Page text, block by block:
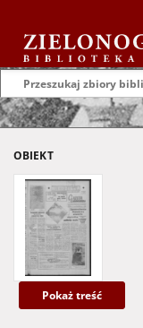
OBIEKT
Pokaż treść